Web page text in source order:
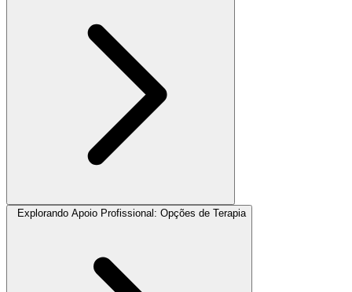
Explorando Apoio Profissional: Opções de Terapia